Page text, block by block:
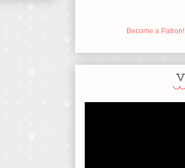
Become a Patron!